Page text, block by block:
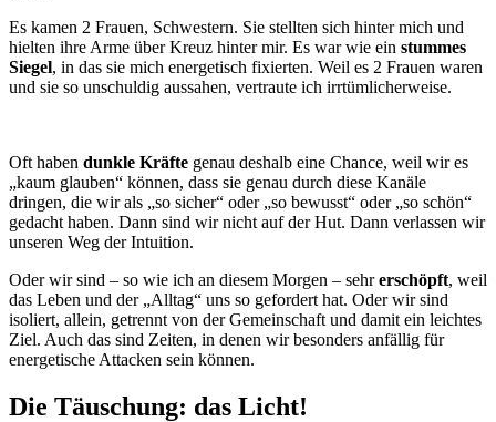
Es kamen 2 Frauen, Schwestern. Sie stellten sich hinter mich und
hielten ihre Arme über Kreuz hinter mir. Es war wie ein stummes
Siegel, in das sie mich energetisch fixierten. Weil es 2 Frauen waren
und sie so unschuldig aussahen, vertraute ich irrtümlicherweise.
Oft haben dunkle Kräfte genau deshalb eine Chance, weil wir es
„kaum glauben“ können, dass sie genau durch diese Kanäle
dringen, die wir als „so sicher“ oder „so bewusst“ oder „so schön“
gedacht haben. Dann sind wir nicht auf der Hut. Dann verlassen wir
unseren Weg der Intuition.
Oder wir sind – so wie ich an diesem Morgen – sehrerschöpft, weil
das Leben und der „Alltag“ uns so gefordert hat. Oder wir sind
isoliert, allein, getrennt von der Gemeinschaft und damit ein leichtes
Ziel. Auch das sind Zeiten, in denen wir besonders anfällig für
energetische Attacken sein können.
Die Täuschung: das Licht!